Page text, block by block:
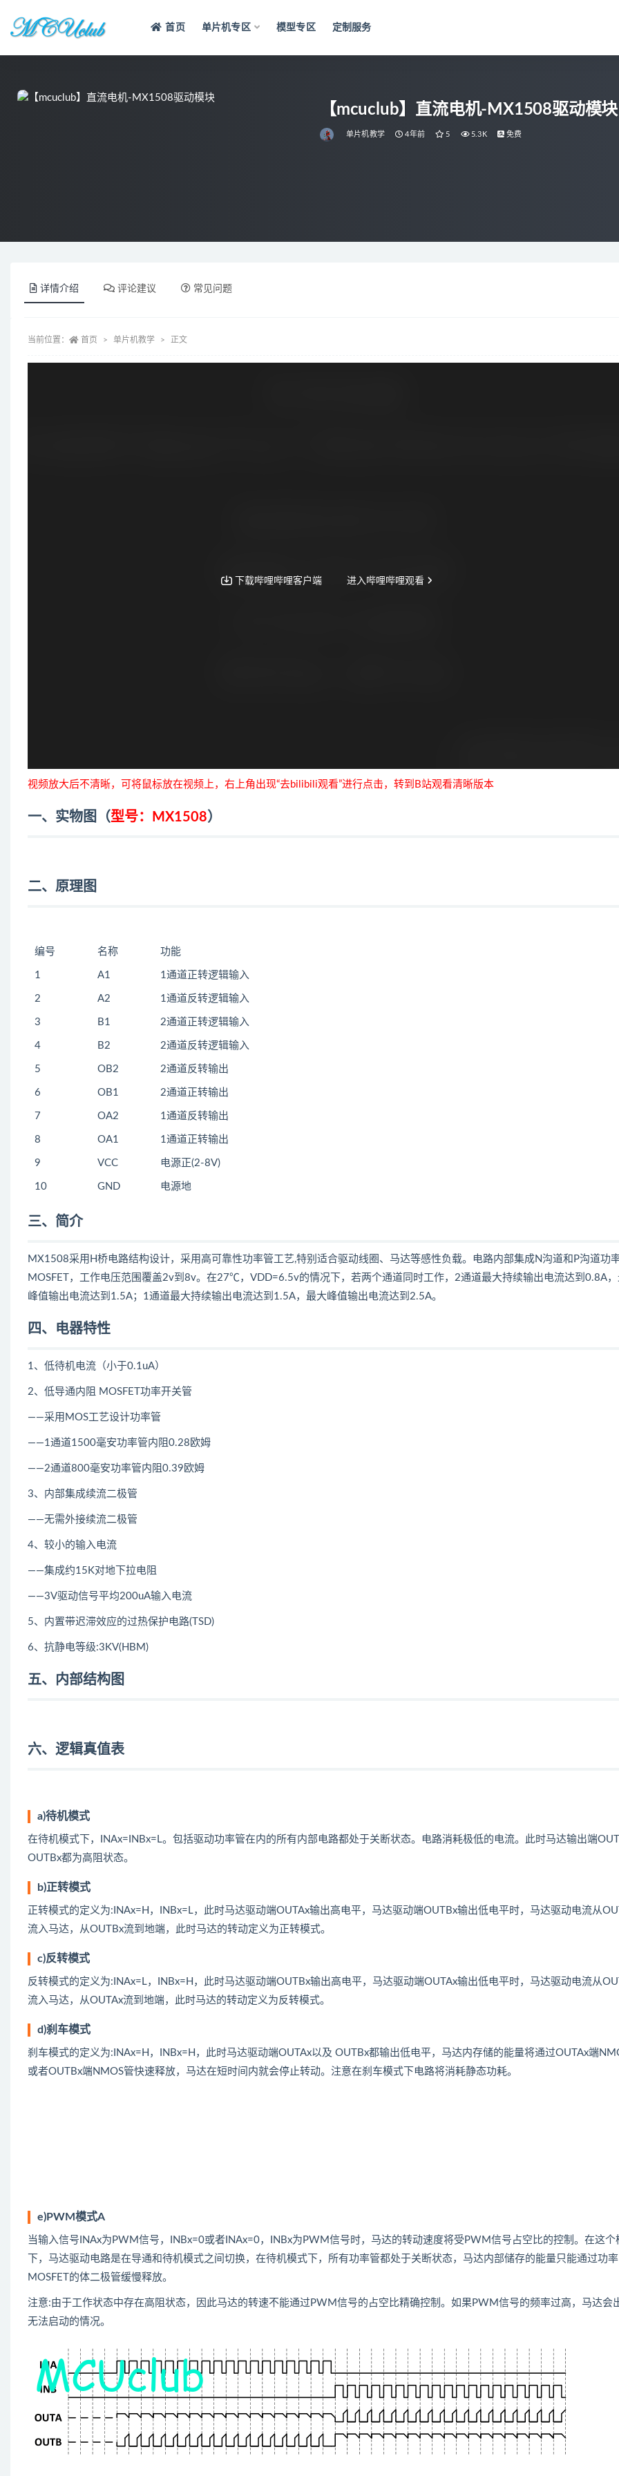
首页 单片机专区 模型专区 定制服务
【mcuclub】直流电机-MX1508驱动模块
单片机教学 4年前 5 5.3K 免费
详情介绍 评论建议 常见问题
当前位置： 首页 单片机教学 正文
视频放大后不清晰，可将鼠标放在视频上，右上角出现“去bilibili观看”进行点击，转到B站观看清晰版本
一、实物图（型号：MX1508）
二、原理图
编号 名称 功能
1 A1 1通道正转逻辑输入
2 A2 1通道反转逻辑输入
3 B1 2通道正转逻辑输入
4 B2 2通道反转逻辑输入
5 OB2 2通道反转输出
6 OB1 2通道正转输出
7 OA2 1通道反转输出
8 OA1 1通道正转输出
9 VCC 电源正(2-8V)
10 GND 电源地
三、简介
MX1508采用H桥电路结构设计，采用高可靠性功率管工艺,特别适合驱动线圈、马达等感性负载。电路内部集成N沟道和Р沟道功
MOSFET，工作电压范围覆盖2v到8v。在27℃，VDD=6.5v的情况下，若两个通道同时工作，2通道最大持续输出电流达到0.8A
峰值输出电流达到1.5A；1通道最大持续输出电流达到1.5A，最大峰值输出电流达到2.5A。
四、电器特性
1、低待机电流（小于0.1uA）
2、低导通内阻 MOSFET功率开关管
——采用MOS工艺设计功率管
——1通道1500毫安功率管内阻0.28欧姆
——2通道800毫安功率管内阻0.39欧姆
3、内部集成续流二极管
——无需外接续流二极管
4、较小的输入电流
——集成约15K对地下拉电阻
——3V驱动信号平均200uA输入电流
5、内置带迟滞效应的过热保护电路(TSD)
6、抗静电等级:3KV(HBM)
五、内部结构图
六、逻辑真值表
a)待机模式
在待机模式下，INAx=INBx=L。包括驱动功率管在内的所有内部电路都处于关断状态。电路消耗极低的电流。此时马达输出端
OUTBx都为高阻状态。
b)正转模式
正转模式的定义为:INAx=H，INBx=L，此时马达驱动端OUTAx输出高电平，马达驱动端OUTBx输出低电平时，马达驱动电流从
流入马达，从OUTBx流到地端，此时马达的转动定义为正转模式。
c)反转模式
反转模式的定义为:INAx=L，INBx=H，此时马达驱动端OUTBx输出高电平，马达驱动端OUTAx输出低电平时，马达驱动电流从
流入马达，从OUTAx流到地端，此时马达的转动定义为反转模式。
d)刹车模式
刹车模式的定义为:INAx=H，INBx=H，此时马达驱动端OUTAx以及 OUTBx都输出低电平，马达内存储的能量将通过OUTAx端
或者OUTBx端NMOS管快速释放，马达在短时间内就会停止转动。注意在刹车模式下电路将消耗静态功耗。
e)PWM模式A
当输入信号INAx为PWM信号，INBx=0或者INAx=0，INBx为PWM信号时，马达的转动速度将受PWM信号占空比的控制。在这个
下，马达驱动电路是在导通和待机模式之间切换，在待机模式下，所有功率管都处于关断状态，马达内部储存的能量只能通过功率
MOSFET的体二极管缓慢释放。
注意:由于工作状态中存在高阻状态，因此马达的转速不能通过PWM信号的占空比精确控制。如果PWM信号的频率过高，马达会
无法启动的情况。